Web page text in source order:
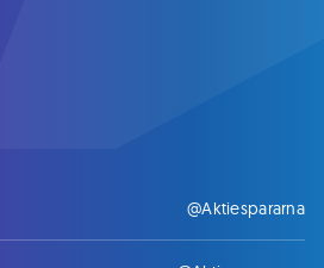
@Aktiespararna